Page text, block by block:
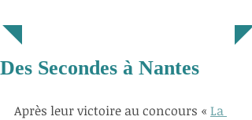
Des Secondes à Nantes
Après leur victoire au concours « La